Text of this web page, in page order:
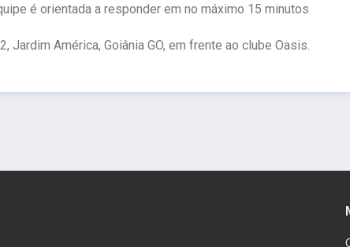
é orientada a responder em no máximo 15 minutos
Jardim América, Goiânia GO, em frente ao clube Oasis.